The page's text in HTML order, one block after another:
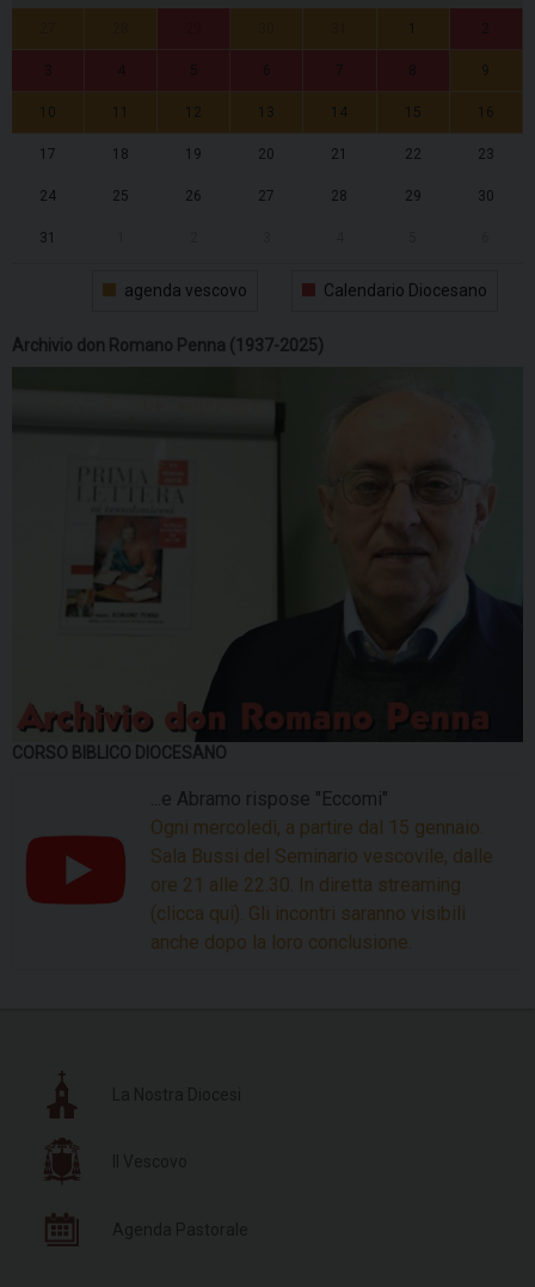
1 2
3 4 5 6 7 8 9
10 11 12 13 14 15 16
17 18 19 20 21 22 23
24 25 26 27 28 29 30
31
agenda vescovo Calendario Diocesano
Archivio don Romano Penna (1937-2025)
CORSO BIBLICO DIOCESANO
...e Abramo rispose "Eccomi"
Ogni mercoledì, a partire dal 15 gennaio.
Sala Bussi del Seminario vescovile, dalle
ore 21 alle 22.30. In diretta streaming
(clicca qui). Gli incontri saranno visibili
anche dopo la loro conclusione.